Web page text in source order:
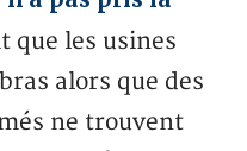
que les usines
alors que des
ne trouvent